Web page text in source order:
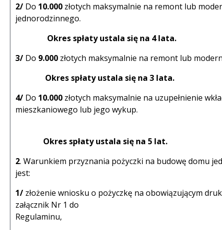
2/ Do 10.000 złotych maksymalnie na remont lub
jednorodzinnego.
Okres spłaty ustala się na 4 lata.
3/ Do 9.000 złotych maksymalnie na remont lub
Okres spłaty ustala się na 3 lata.
4/ Do 10.000 złotych maksymalnie na uzupełnienie
mieszkaniowego lub jego wykup.
Okres spłaty ustala się na 5 lat.
2. Warunkiem przyznania pożyczki na budowę domu
jest:
1/ złożenie wniosku o pożyczkę na obowiązującym
załącznik Nr 1 do
Regulaminu,